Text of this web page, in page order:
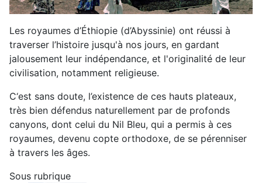
Les royaumes d’Éthiopie (d’Abyssinie) ont réussi à
traverser l’histoire jusqu'à nos jours, en gardant
jalousement leur indépendance, et l'originalité de leur
civilisation, notamment religieuse.
C‘est sans doute, l’existence de ces hauts plateaux,
très bien défendus naturellement par de profonds
canyons, dont celui du Nil Bleu, qui a permis à ces
royaumes, devenu copte orthodoxe, de se pérenniser
à travers les âges.
Sous rubrique